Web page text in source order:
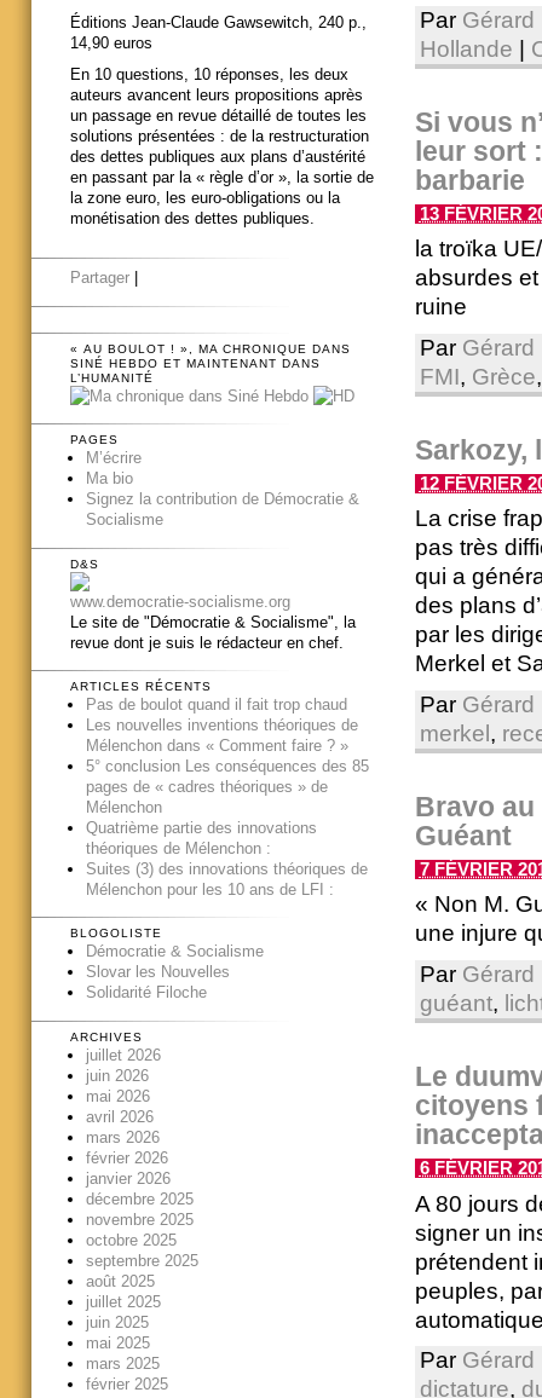
Par Gérard
Hollande |
Si vous
leur sort
barbarie
13 FÉVRIER
la troïka
absurdes
ruine
Par Gérard
FMI, Grèce
Sarkozy,
12 FÉVRIER
La crise
pas très
qui a
des plans
par les
Merkel et
Par Gérard
merkel ,
Bravo
Guéant
7 FÉVRIER
« Non M.
une injure
Par Gérard
guéant,
Le
citoyens
6 FÉVRIER
A 80 jours
signer un
prétendent
peuples,
Par Gérard
dictature,
Éditions Jean-Claude Gawsewitch, 240 p.,
14,90 euros
En 10 questions, 10 réponses, les deux
auteurs avancent leurs propositions après
un passage en revue détaillé de toutes les
solutions présentées : de la restructuration
des dettes publiques aux plans d’austérité
en passant par la « règle d’or », la sortie de
la zone euro, les euro-obligations ou la
monétisation des dettes publiques.
Partager
« AU BOULOT ! », MA CHRONIQUE DANS
SINÉ HEBDO ET MAINTENANT DANS
L’HUMANITÉ
PAGES
M’écrire
Ma bio
Signez la contribution de Démocratie &
Socialisme
D&S
www.democratie-socialisme.org
Le site de "Démocratie & Socialisme", la
revue dont je suis le rédacteur en chef.
ARTICLES RÉCENTS
Pas de boulot quand il fait trop chaud
Les nouvelles inventions théoriques de
Mélenchon dans « Comment faire ? »
5° conclusion Les conséquences des 85
pages de « cadres théoriques » de
Mélenchon
Quatrième partie des innovations
théoriques de Mélenchon :
Suites (3) des innovations théoriques de
Mélenchon pour les 10 ans de LFI :
BLOGOLISTE
Démocratie & Socialisme
Slovar les Nouvelles
Solidarité Filoche
ARCHIVES
juillet 2026
juin 2026
mai 2026
avril 2026
mars 2026
février 2026
janvier 2026
décembre 2025
novembre 2025
octobre 2025
septembre 2025
août 2025
juillet 2025
juin 2025
mai 2025
mars 2025
février 2025